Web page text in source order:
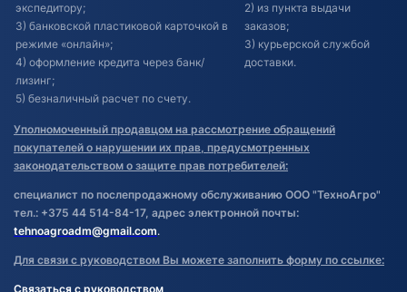
экспедитору;
3) банковской пластиковой карточкой в
режиме «онлайн»;
4) оформление кредита через банк/
лизинг;
5) безналичный расчет по счету.
2) из пункта выдачи
заказов;
3) курьерской службой
доставки.
Уполномоченный продавцом на рассмотрение обращений
покупателей о нарушении их прав, предусмотренных
законодательством о защите прав потребителей:
специалист по послепродажному обслуживанию ООО "ТехноАгро"
тел.: +375 44 514-84-17, адрес электронной почты:
tehnoagroadm@gmail.com.
Для связи с руководством Вы можете заполнить форму по ссылке:
Связаться с руководством